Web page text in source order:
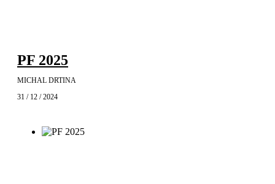
PF 2025
MICHAL DRTINA
31 / 12 / 2024